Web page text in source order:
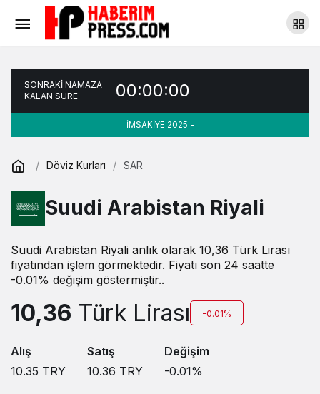
SONRAKİ NAMAZA
KALAN SÜRE
00:00:00
İMSAKİYE 2025 -
Döviz Kurları SAR
Suudi Arabistan Riyali
Suudi Arabistan Riyali anlık olarak 10,36 Türk Lirası
fiyatından işlem görmektedir. Fiyatı son 24 saatte
-0.01% değişim göstermiştir..
10,36 Türk Lirası -0.01%
Alış
10.35 TRY
Satış
10.36 TRY
Değişim
-0.01%